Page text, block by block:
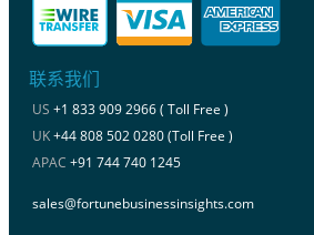
联系我们
US +1 833 909 2966 ( Toll Free )
UK+44 808 502 0280 (Toll Free )
APAC +91 744 740 1245
sales@fortunebusinessinsights.com